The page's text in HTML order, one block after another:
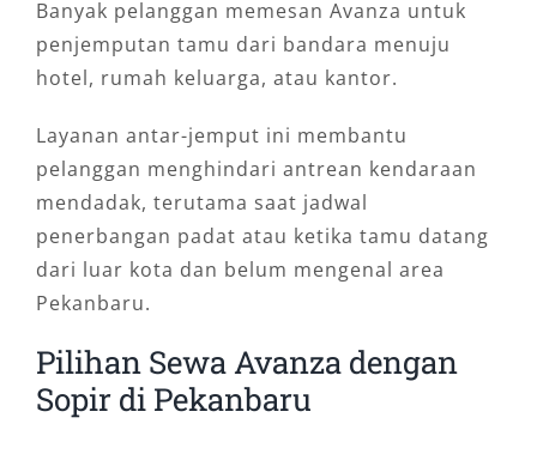
Banyak pelanggan memesan Avanza untuk
penjemputan tamu dari bandara menuju
hotel, rumah keluarga, atau kantor.
Layanan antar-jemput ini membantu
pelanggan menghindari antrean kendaraan
mendadak, terutama saat jadwal
penerbangan padat atau ketika tamu datang
dari luar kota dan belum mengenal area
Pekanbaru.
Pilihan Sewa Avanza dengan
Sopir di Pekanbaru